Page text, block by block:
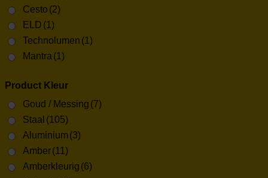
Cesto (2)
ELD (1)
Technolumen (1)
Mantra (1)
Product Kleur
Goud / Messing (7)
Staal (105)
Aluminium (3)
Amber(11)
Amberkleurig (6)